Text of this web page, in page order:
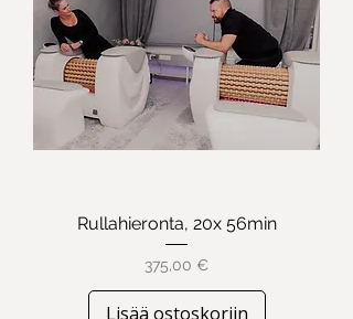
Rullahieronta, 20x 56min
Hinta
375,00 €
Lisää ostoskoriin